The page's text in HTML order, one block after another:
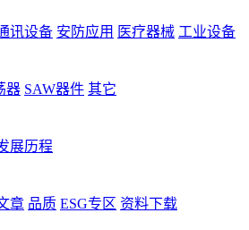
讯设备 安防应用 医疗器械 工业设备
器 SAW器件 其它
展历程
章 品质 ESG专区 资料下载